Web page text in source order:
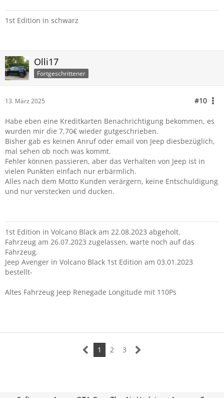
1st Edition in schwarz
Olli17
Fortgeschrittener
13. März 2025 #10
Habe eben eine Kreditkarten Benachrichtigung bekommen, es
wurden mir die 7,70€ wieder gutgeschrieben.
Bisher gab es keinen Anruf oder email von Jeep diesbezüglich,
mal sehen ob noch was kommt.
Fehler können passieren, aber das Verhalten von Jeep ist in
vielen Punkten einfach nur erbärmlich.
Alles nach dem Motto Kunden verärgern, keine Entschuldigung
und nur verstecken und ducken.
1st Edition in Volcano Black am 22.08.2023 abgeholt.
Fahrzeug am 26.07.2023 zugelassen, warte noch auf das
Fahrzeug.
Jeep Avenger in Volcano Black 1st Edition am 03.01.2023
bestellt-
Altes Fahrzeug Jeep Renegade Longitude mit 110Ps
1 2 3